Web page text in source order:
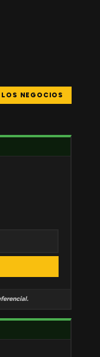
NEGOCIOS